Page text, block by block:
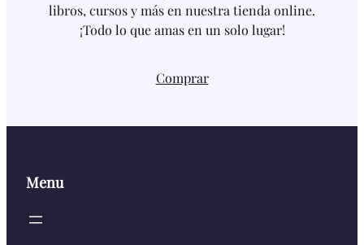
libros, cursos y más en nuestra tienda online.
¡Todo lo que amas en un solo lugar!
Comprar
Menu